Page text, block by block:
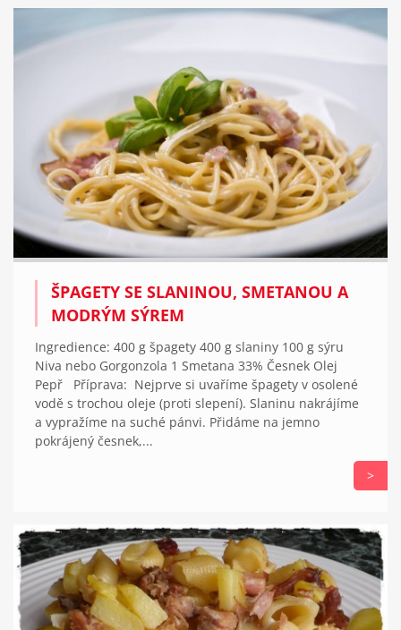
ŠPAGETY SE SLANINOU, SMETANOU A
MODRÝM SÝREM
Ingredience: 400 g špagety 400 g slaniny 100 g sýru
Niva nebo Gorgonzola 1 Smetana 33% Česnek Olej
Pepř Příprava: Nejprve si uvaříme špagety v osolené
vodě s trochou oleje (proti slepení). Slaninu nakrájíme
a vypražíme na suché pánvi. Přidáme na jemno
pokrájený česnek,...
>